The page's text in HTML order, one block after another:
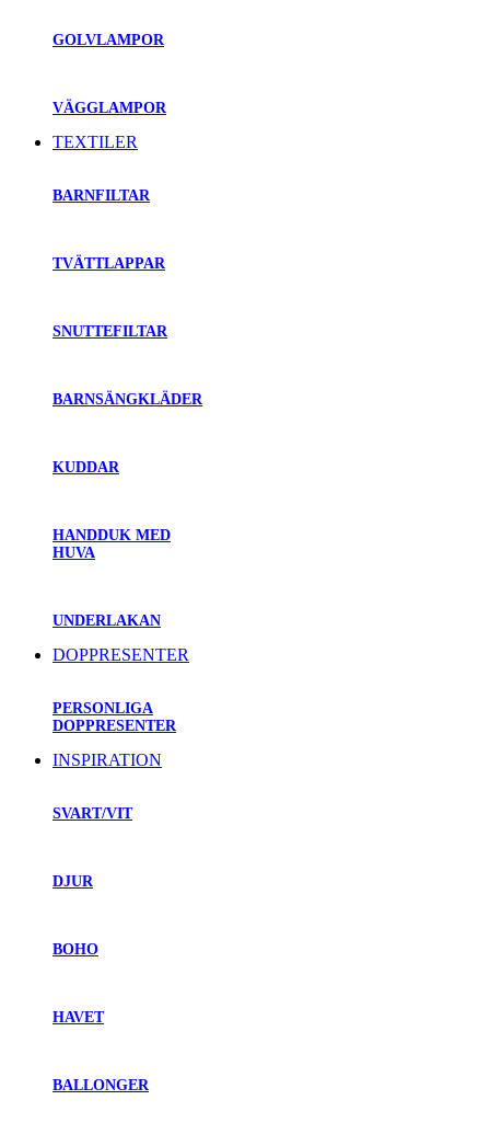
GOLVLAMPOR
VÄGGLAMPOR
TEXTILER
BARNFILTAR
TVÄTTLAPPAR
SNUTTEFILTAR
BARNSÄNGKLÄDER
KUDDAR
HANDDUK MED
HUVA
UNDERLAKAN
DOPPRESENTER
PERSONLIGA
DOPPRESENTER
INSPIRATION
SVART/VIT
DJUR
BOHO
HAVET
BALLONGER